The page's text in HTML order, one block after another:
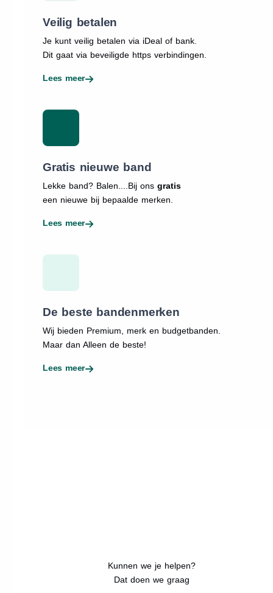
Veilig betalen
Je kunt veilig betalen via iDeal of bank.
Dit gaat via beveiligde https verbindingen.
Lees meer
Gratis nieuwe band
Lekke band? Balen....Bij ons gratis
een nieuwe bij bepaalde merken.
Lees meer
De beste bandenmerken
Wij bieden Premium, merk en budgetbanden.
Maar dan Alleen de beste!
Lees meer
Kunnen we je helpen?
Dat doen we graag